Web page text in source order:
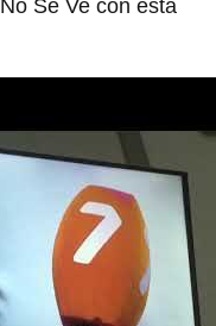
Se Ve con esta